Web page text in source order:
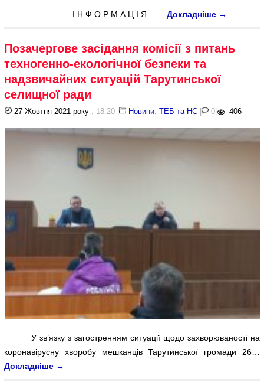
І Н Ф О Р М А Ц І Я …Докладніше →
Позачергове засідання комісії з питань
техногенно-екологічної безпеки та
надзвичайних ситуацій Тарутинської
селищної ради
27 Жовтня 2021 року , 18:20 | Новини,ТЕБ та НС | 0 | 406
У зв’язку з загостренням ситуації щодо захворюваності на
коронавірусну хворобу мешканців Тарутинської громади 26…
Докладніше →